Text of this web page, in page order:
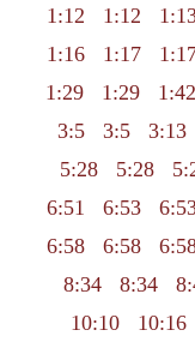
1:12
1:12
1:16
1:17
1:29
1:29 1:42
3:5
3:5 3:13
5:28
5:28
6:51
6:53
6:58
6:58
8:34
8:34
10:10
10:16